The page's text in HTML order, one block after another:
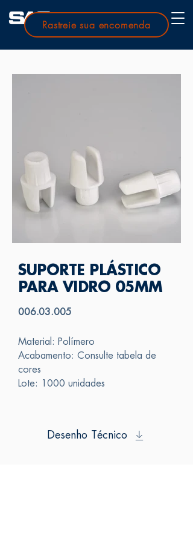
Rastreie sua encomenda
SUPORTE PLÁSTICO
PARA VIDRO 05MM
006.03.005
Material: Polímero
Acabamento: Consulte tabela de
cores
Lote: 1000 unidades
Desenho Técnico